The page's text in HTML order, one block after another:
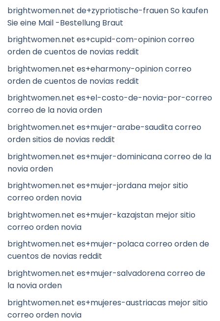
brightwomen.net de+zypriotische-frauen So kaufen
Sie eine Mail -Bestellung Braut
brightwomen.net es+cupid-com-opinion correo
orden de cuentos de novias reddit
brightwomen.net es+eharmony-opinion correo
orden de cuentos de novias reddit
brightwomen.net es+el-costo-de-novia-por-correo
correo de la novia orden
brightwomen.net es+mujer-arabe-saudita correo
orden sitios de novias reddit
brightwomen.net es+mujer-dominicana correo de la
novia orden
brightwomen.net es+mujer-jordana mejor sitio
correo orden novia
brightwomen.net es+mujer-kazajstan mejor sitio
correo orden novia
brightwomen.net es+mujer-polaca correo orden de
cuentos de novias reddit
brightwomen.net es+mujer-salvadorena correo de
la novia orden
brightwomen.net es+mujeres-austriacas mejor sitio
correo orden novia